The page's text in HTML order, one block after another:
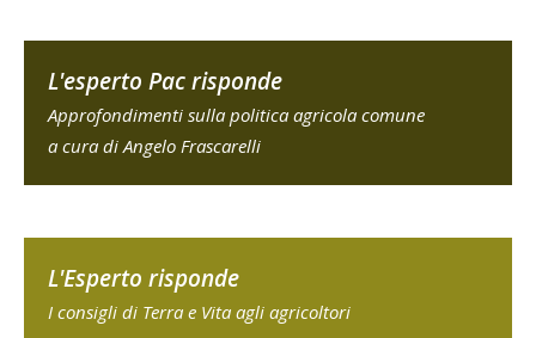
L'esperto Pac risponde
Approfondimenti sulla politica agricola comune
a cura di Angelo Frascarelli
L'Esperto risponde
I consigli di Terra e Vita agli agricoltori